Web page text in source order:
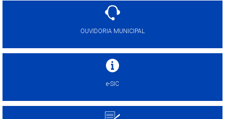
OUVIDORIA MUNICIPAL
e-SIC